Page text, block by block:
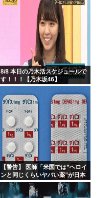
8/8 本日の乃木活スケジュールで
す！！！【乃木坂46】
【警告】 医師「米国では”ヘロイ
ンと同じくらいヤバい薬”が日本
では平気で処方されてる」